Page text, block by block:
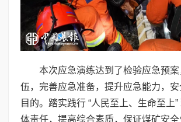
本次应急演练达到了检验应急预
伍，完善应急准备，提升应急能力，
目的。踏实践行 “人民至上、生命至上
体责任，提高综合素质，保证煤矿安全